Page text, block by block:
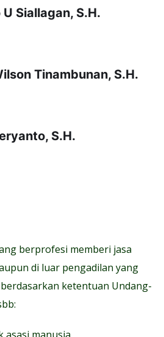
Siallagan, S.H.
Tinambunan, S.H.
S.H.
berprofesi memberi jasa
di luar pengadilan yang
ketentuan Undang-